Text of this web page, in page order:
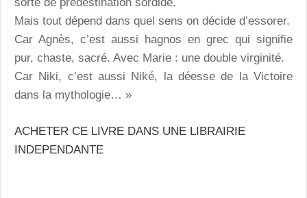
Mais tout dépend dans quel sens on décide d’essorer.
Car Agnès, c’est aussi hagnos en grec qui signifie
pur, chaste, sacré. Avec Marie : une double virginité.
Car Niki, c’est aussi Niké, la déesse de la Victoire
dans la mythologie… »
ACHETER CE LIVRE DANS UNE LIBRAIRIE
INDEPENDANTE